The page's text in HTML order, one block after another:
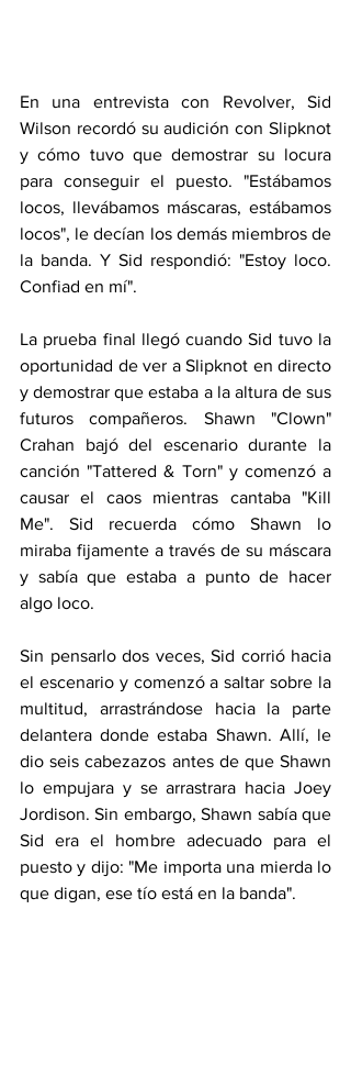
En una entrevista con Revolver, Sid
Wilson recordó su audición con Slipknot
y cómo tuvo que demostrar su locura
para conseguir el puesto. "Estábamos
locos, llevábamos máscaras, estábamos
locos", le decían los demás miembros de
la banda. Y Sid respondió: "Estoy loco.
Confiad en mí".
La prueba final llegó cuando Sid tuvo la
oportunidad de ver a Slipknot en directo
y demostrar que estaba a la altura de sus
futuros compañeros. Shawn "Clown"
Crahan bajó del escenario durante la
canción "Tattered & Torn" y comenzó a
causar el caos mientras cantaba "Kill
Me". Sid recuerda cómo Shawn lo
miraba fijamente a través de su máscara
y sabía que estaba a punto de hacer
algo loco.
Sin pensarlo dos veces, Sid corrió hacia
el escenario y comenzó a saltar sobre la
multitud, arrastrándose hacia la parte
delantera donde estaba Shawn. Allí, le
dio seis cabezazos antes de que Shawn
lo empujara y se arrastrara hacia Joey
Jordison. Sin embargo, Shawn sabía que
Sid era el hombre adecuado para el
puesto y dijo: "Me importa una mierda lo
que digan, ese tío está en la banda".